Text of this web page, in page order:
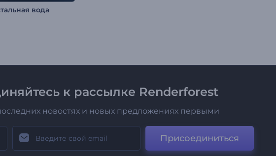
вода
к рассылке Renderforest
новостях и новых предложениях первыми
Присоединиться